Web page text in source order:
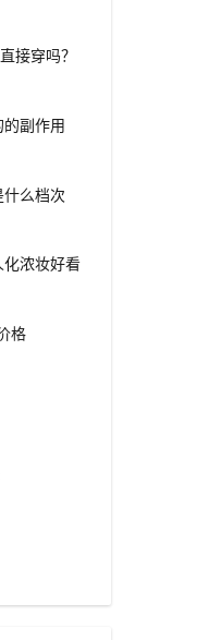
接穿吗？
副作用
么档次
浓妆好看
格